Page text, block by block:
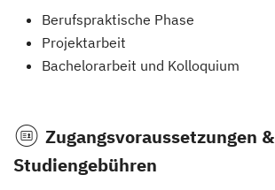
Berufspraktische Phase
Projektarbeit
Bachelorarbeit und Kolloquium
Zugangsvoraussetzungen &
Studiengebühren